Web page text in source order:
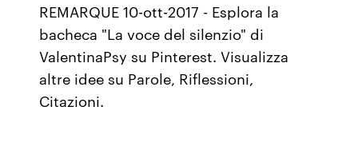
REMARQUE 10-ott-2017 - Esplora la
bacheca "La voce del silenzio" di
ValentinaPsy su Pinterest. Visualizza
altre idee su Parole, Riflessioni,
Citazioni.